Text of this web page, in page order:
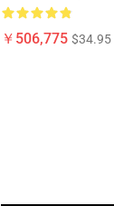
￥506,775 $34.95